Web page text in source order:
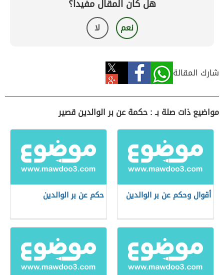
هل كان المقال مفيداً؟
نعم لا
شارك المقالة
مواضيع ذات صلة بـ : حكمة عن بر الوالدين قصير
أقوال وحكم عن بر الوالدين حكم عن بر الوالدين